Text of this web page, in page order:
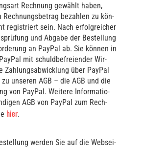
Rech­nung gewählt haben,
Rech­nungs­be­trag bezah­len zu kön­
regis­triert sein. Nach erfolg­rei­cher
und Abga­be der Bestel­lung
an Pay­Pal ab. Sie kön­nen in
mit schuld­be­frei­en­der Wir­
Zah­lungs­ab­wick­lung über Pay­Pal
unse­ren AGB – die AGB und die
von Pay­Pal. Wei­te­re Infor­ma­tio­
AGB von Pay­Pal zum Rech­
hier.
wer­den Sie auf die Web­sei­